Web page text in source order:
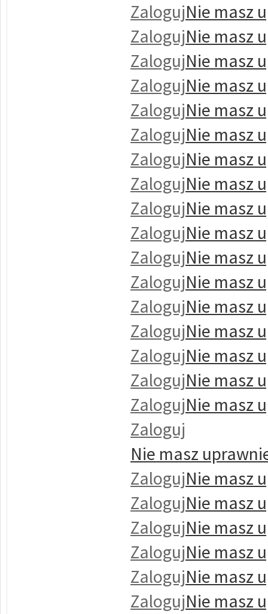
ZalogujNie masz
ZalogujNie masz
ZalogujNie masz
ZalogujNie masz
ZalogujNie masz
ZalogujNie masz
ZalogujNie masz
ZalogujNie masz
ZalogujNie masz
ZalogujNie masz
ZalogujNie masz
ZalogujNie masz
ZalogujNie masz
ZalogujNie masz
ZalogujNie masz
ZalogujNie masz
ZalogujNie masz
Zaloguj
Nie masz
ZalogujNie masz
ZalogujNie masz
ZalogujNie masz
ZalogujNie masz
ZalogujNie masz
ZalogujNie masz